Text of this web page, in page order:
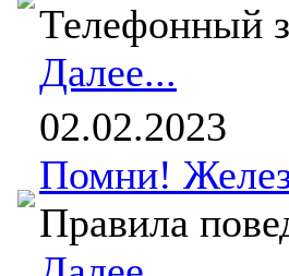
Телефонный
Далее...
02.02.2023
Помни!
Правила